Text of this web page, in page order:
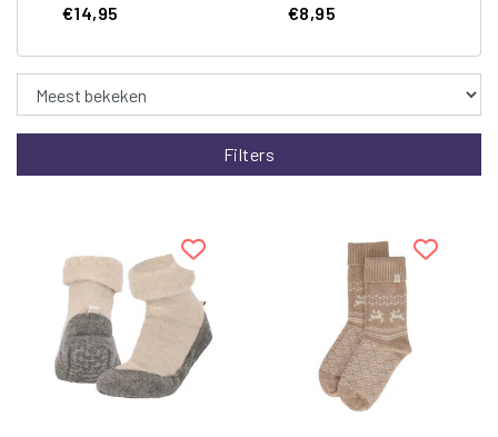
Slofsok Antislip
€14,95
Huissokken Beige
Winter Print
€8,95
Filters